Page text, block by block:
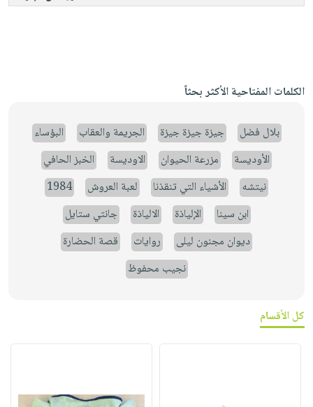
الكلمات المفتاحية الأكثر بحثاً
بلال فضل جيزة جيزة جيزة الجريمة والعقاب
البؤساء
الأوديسة
مزرعة الحيوان الاوديسة
الخبز الحافي
نيتشه
الأشياء التي تنقذنا لعبة العروش
1984
ابن سينا
الإلياذة الالياذة
جانتي ستايل
ديوان مجنون ليلى
روايات
قصة الحضارة
نجيب محفوظ
كل الأقسام